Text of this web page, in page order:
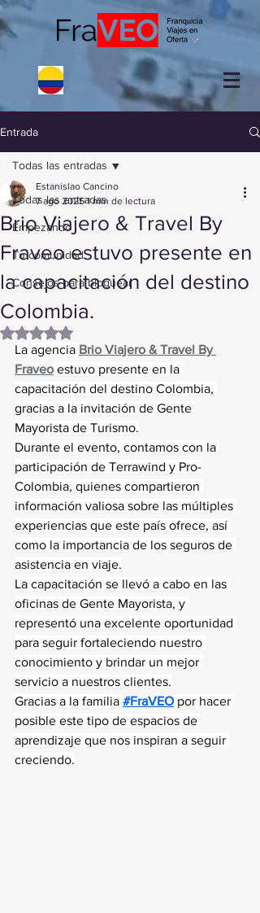
Entrada
Todas las entradas
Empezando
Tu comunidad
Consejos para bloguear
Todas las entradas
Brio Viajero & Travel By
Fraveo estuvo presente en
la capacitación del destino
Colombia.
Estanislao Cancino
7 ago 2025 1 min de lectura
Obtuvo NaN de 5 estrellas.
La agencia Brio Viajero & Travel By
Fraveo estuvo presente en la
capacitación del destino Colombia,
gracias a la invitación de Gente
Mayorista de Turismo.
Durante el evento, contamos con la
participación de Terrawind y Pro-
Colombia, quienes compartieron
información valiosa sobre las múltiples
experiencias que este país ofrece, así
como la importancia de los seguros de
asistencia en viaje.
La capacitación se llevó a cabo en las
oficinas de Gente Mayorista, y
representó una excelente oportunidad
para seguir fortaleciendo nuestro
conocimiento y brindar un mejor
servicio a nuestros clientes.
Gracias a la familia #FraVEO por hacer
posible este tipo de espacios de
aprendizaje que nos inspiran a seguir
creciendo.